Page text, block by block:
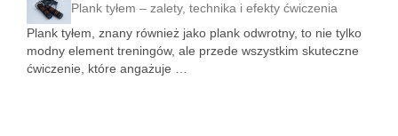
Plank tyłem – zalety, technika i efekty ćwiczenia
Plank tyłem, znany również jako plank odwrotny, to nie tylko
modny element treningów, ale przede wszystkim skuteczne
ćwiczenie, które angażuje …